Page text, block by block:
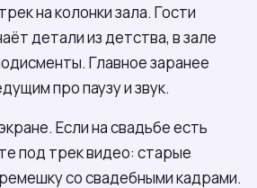
на колонки зала. Гости
детали из детства, в зале
Главное заранее
про паузу и звук.
Если на свадьбе есть
под трек видео: старые
со свадебными кадрами.